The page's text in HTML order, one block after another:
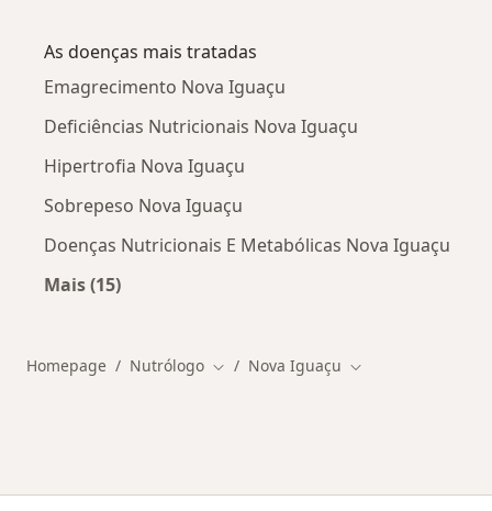
As doenças mais tratadas
Emagrecimento Nova Iguaçu
Deficiências Nutricionais Nova Iguaçu
Hipertrofia Nova Iguaçu
Sobrepeso Nova Iguaçu
Doenças Nutricionais E Metabólicas Nova Iguaçu
Mais (15)
Homepage Nutrólogo Mudar de cidade
Nova Iguaçu Mudar de cidade